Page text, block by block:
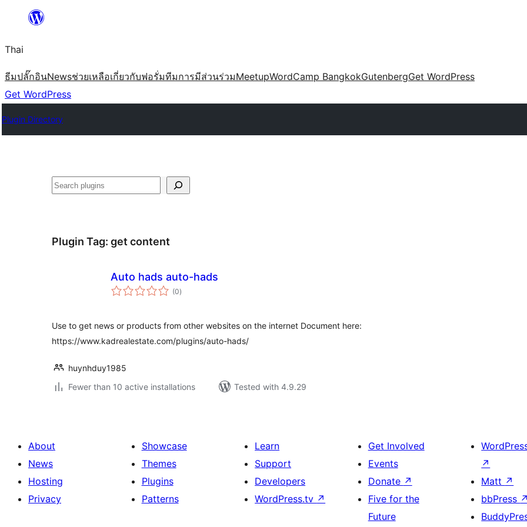
ยัง
เนื้อหา
Thai
ธีมปลั๊กอินNewsช่วยเหลือเกี่ยวกับฟอรั่มทีมการมีส่วนร่วมMeetupWordCamp BangkokGutenbergGet WordPress
Get WordPress
Plugin Directory
ค้นหา
Plugin Tag: get content
Auto hads auto-hads
(0total
ratings
)
Use to get news or products from other websites on the internet Document here:
https://www.kadrealestate.com/plugins/auto-hads/
huynhduy1985
Fewer than 10 active installations
Tested with 4.9.29
About
News
Hosting
Privacy
Showcase
Themes
Plugins
Patterns
Learn
Support
Developers
WordPress.tv ↗
Get Involved
Events
Donate ↗
Five for the
Future
↗
Matt ↗
bbPress ↗